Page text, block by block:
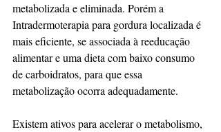
metabolizada e eliminada. Porém a
Intradermoterapia para gordura localizada é
mais eficiente, se associada à reeducação
alimentar e uma dieta com baixo consumo
de carboidratos, para que essa
metabolização ocorra adequadamente.
Existem ativos para acelerar o metabolismo,